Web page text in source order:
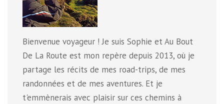
Bienvenue voyageur ! Je suis Sophie et Au Bout
De La Route est mon repère depuis 2013, où je
partage les récits de mes road-trips, de mes
randonnées et de mes aventures. Et je
t'emmènerais avec plaisir sur ces chemins à